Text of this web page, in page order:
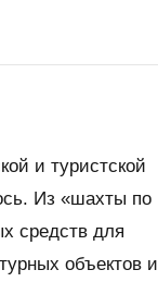
и туристской
Из «шахты по
средств для
объектов и